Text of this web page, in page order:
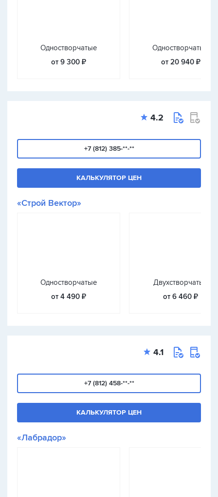
Одностворчатые
от 9 300 ₽
Одностворчатые
от 20 940 ₽
4.2
+7 (812) 385-**-**
КАЛЬКУЛЯТОР ЦЕН
«Строй Вектор»
Одностворчатые
от 4 490 ₽
Двухстворчатые
от 6 460 ₽
4.1
+7 (812) 458-**-**
КАЛЬКУЛЯТОР ЦЕН
«Лабрадор»